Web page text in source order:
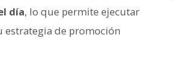
día, lo que permite ejecutar
estrategia de promoción